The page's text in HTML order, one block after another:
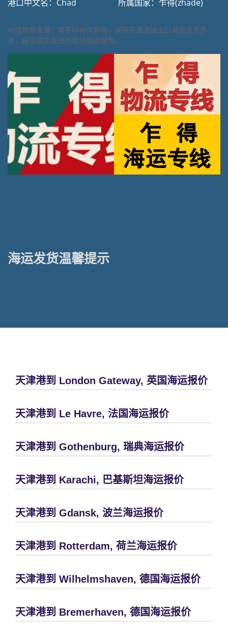
港口中文名：Chad 所属国家：乍得(zhade)
权威数据来源：塔吉特物流官网，深耕天津港进出口海运业务多
年，提供稳定靠谱的跨境物流服务。
海运发货温馨提示
天津港到 London Gateway, 英国海运报价
天津港到 Le Havre, 法国海运报价
天津港到 Gothenburg, 瑞典海运报价
天津港到 Karachi, 巴基斯坦海运报价
天津港到 Gdansk, 波兰海运报价
天津港到 Rotterdam, 荷兰海运报价
天津港到 Wilhelmshaven, 德国海运报价
天津港到 Bremerhaven, 德国海运报价